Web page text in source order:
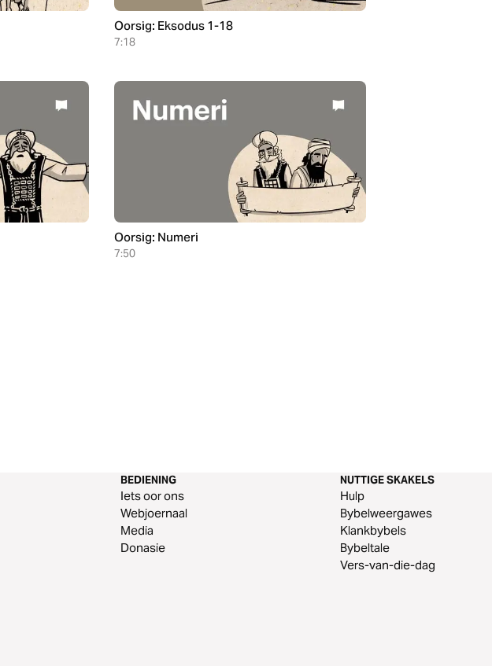
Oorsig: Eksodus 1-18
7:18
Oorsig: Numeri
7:50
BEDIENING
Iets oor ons
Webjoernaal
Media
Donasie
NUTTIGE SKAKELS
Hulp
Bybelweergawes
Klankbybels
Bybeltale
Vers-van-die-dag